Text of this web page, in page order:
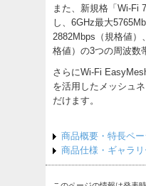
また、新規格「Wi-Fi
し、6GHz最大
2882Mbps（規格値）
格値）の3つの周波数
さらにWi-Fi
を活用したメッシュ
だけます。
商品概要・特長ペー
商品仕様・ギャラ